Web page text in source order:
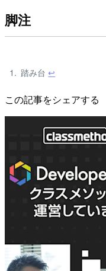
脚注
踏み台↩
この記事をシェアする